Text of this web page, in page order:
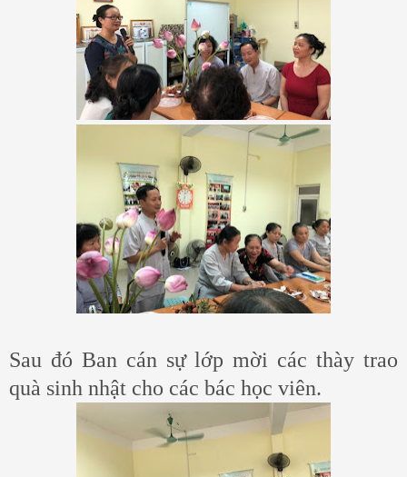
Sau đó Ban cán sự lớp mời các thày trao
quà sinh nhật cho các bác học viên.